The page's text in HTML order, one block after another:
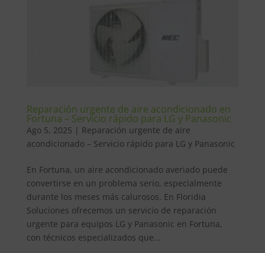
Reparación urgente de aire acondicionado en
Fortuna – Servicio rápido para LG y Panasonic
Ago 5, 2025 | Reparación urgente de aire
acondicionado – Servicio rápido para LG y Panasonic
En Fortuna, un aire acondicionado averiado puede
convertirse en un problema serio, especialmente
durante los meses más calurosos. En Floridia
Soluciones ofrecemos un servicio de reparación
urgente para equipos LG y Panasonic en Fortuna,
con técnicos especializados que...